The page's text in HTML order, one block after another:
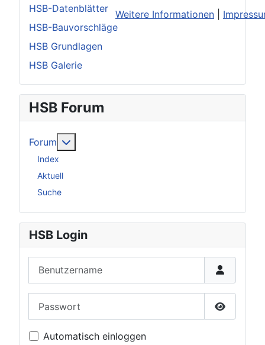
HSB-Datenblätter
HSB-Bauvorschläge
HSB Grundlagen
HSB Galerie
HSB Forum
Forum
Index
Aktuell
Suche
HSB Login
Passwort
Automatisch einloggen
Weitere Informationen